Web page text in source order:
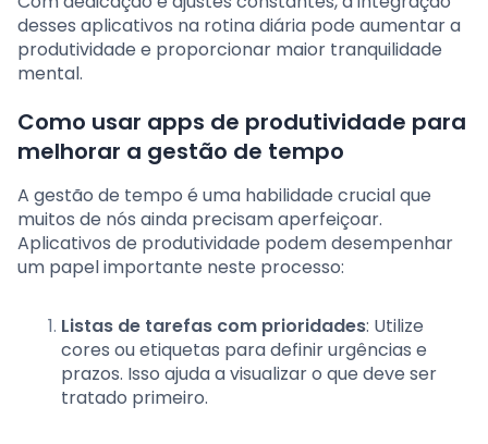
desses aplicativos na rotina diária pode aumentar a
produtividade e proporcionar maior tranquilidade
mental.
Como usar apps de produtividade para
melhorar a gestão de tempo
A gestão de tempo é uma habilidade crucial que
muitos de nós ainda precisam aperfeiçoar.
Aplicativos de produtividade podem desempenhar
um papel importante neste processo:
Listas de tarefas com prioridades: Utilize
cores ou etiquetas para definir urgências e
prazos. Isso ajuda a visualizar o que deve ser
tratado primeiro.